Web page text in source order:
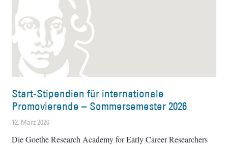
Start-Stipendien für internationale
Promovierende – Sommersemester 2026
12. März 2026
Die Goethe Research Academy for Early Career Researchers